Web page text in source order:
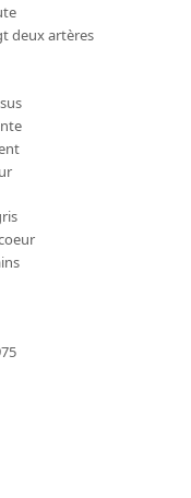
deux artères